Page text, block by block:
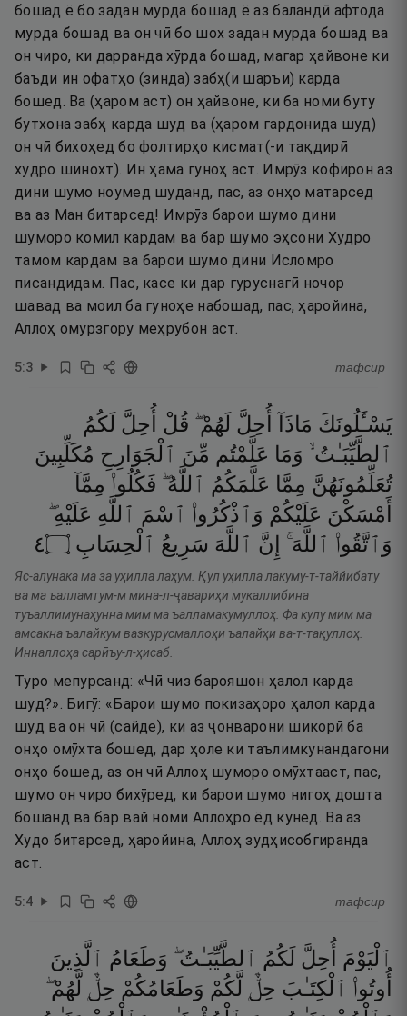
бошад ё бо задан мурда бошад ё аз баландӣ афтода
мурда бошад ва он чӣ бо шох задан мурда бошад ва
он чиро, ки дарранда хӯрда бошад, магар ҳайвоне ки
баъди ин офатҳо (зинда) забҳ(и шаръи) карда
бошед. Ва (ҳаром аст) он ҳайвоне, ки ба номи буту
бутхона забҳ карда шуд ва (ҳаром гардонида шуд)
он чӣ бихоҳед бо фолтирҳо кисмат(-и тақдирӣ
худро шинохт). Ин ҳама гуноҳ аст. Имрӯз кофирон аз
дини шумо ноумед шуданд, пас, аз онҳо матарсед
ва аз Ман битарсед! Имрӯз барои шумо дини
шуморо комил кардам ва бар шумо эҳсони Худро
тамом кардам ва барои шумо дини Исломро
писандидам. Пас, касе ки дар гуруснагӣ ночор
шавад ва моил ба гуноҳе набошад, пас, ҳаройина,
Аллоҳ омурзгору меҳрубон аст.
5:3 тафсир
يَسْـَٔلُونَكَ مَاذَآ أُحِلَّ لَهُمْ ۖ قُلْ أُحِلَّ لَكُمُ
ٱلطَّيِّبَـٰتُ ۙ وَمَا عَلَّمْتُم مِّنَ ٱلْجَوَارِحِ مُكَلِّبِينَ
تُعَلِّمُونَهُنَّ مِمَّا عَلَّمَكُمُ ٱللَّهُ ۖ فَكُلُوا۟ مِمَّآ
أَمْسَكْنَ عَلَيْكُمْ وَٱذْكُرُوا۟ ٱسْمَ ٱللَّهِ عَلَيْهِ ۖ
وَٱتَّقُوا۟ ٱللَّهَ ۚ إِنَّ ٱللَّهَ سَرِيعُ ٱلْحِسَابِ ۝٤
Яс-алунака ма за уҳилла лаҳум. Қул уҳилла лакуму-т-таййибату
ва ма ъалламтум-м мина-л-ҷавариҳи мукаллибина
туъаллимунаҳунна мим ма ъалламакумуллоҳ. Фа кулу мим ма
амсакна ъалайкум вазкурусмаллоҳи ъалайҳи ва-т-тақуллоҳ.
Инналлоҳа сарӣъу-л-ҳисаб.
Туро мепурсанд: «Чӣ чиз барояшон ҳалол карда
шуд?». Бигӯ: «Барои шумо покизаҳоро ҳалол карда
шуд ва он чӣ (сайде), ки аз ҷонварони шикорӣ ба
онҳо омӯхта бошед, дар ҳоле ки таълимкунандагони
онҳо бошед, аз он чӣ Аллоҳ шуморо омӯхтааст, пас,
шумо он чиро бихӯред, ки барои шумо нигоҳ дошта
бошанд ва бар вай номи Аллоҳро ёд кунед. Ва аз
Худо битарсед, ҳаройина, Аллоҳ зудҳисобгиранда
аст.
5:4 тафсир
ٱلْيَوْمَ أُحِلَّ لَكُمُ ٱلطَّيِّبَـٰتُ ۖ وَطَعَامُ ٱلَّذِينَ
أُوتُوا۟ ٱلْكِتَـٰبَ حِلٌّۭ لَّكُمْ وَطَعَامُكُمْ حِلٌّۭ لَّهُمْ ۖ